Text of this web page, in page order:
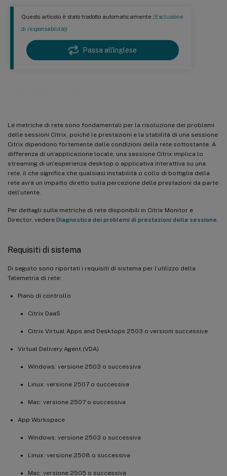
Questo articolo è stato tradotto automaticamente.(Esclusione
di responsabilità))
Passa all'inglese
Le metriche di rete sono fondamentali per la risoluzione dei problemi
delle sessioni Citrix, poiché le prestazioni e la stabilità di una sessione
Citrix dipendono fortemente dalle condizioni della rete sottostante. A
differenza di un’applicazione locale, una sessione Citrix implica lo
streaming di un’esperienza desktop o applicativa interattiva su una
rete, il che significa che qualsiasi instabilità o collo di bottiglia della
rete avrà un impatto diretto sulla percezione delle prestazioni da parte
dell’utente.
Per dettagli sulle metriche di rete disponibili in Citrix Monitor e
Director, vedere Diagnostica dei problemi di prestazioni della sessione
Requisiti di sistema
Di seguito sono riportati i requisiti di sistema per l’utilizzo della
Telemetria di rete:
Piano di controllo
Citrix DaaS
Citrix Virtual Apps and Desktops 2503 o versioni successive
Virtual Delivery Agent (VDA)
Windows: versione 2503 o successiva
Linux: versione 2507 o successiva
Mac: versione 2507 o successiva
App Workspace
Windows: versione 2503 o successiva
Linux: versione 2508 o successiva
Mac: versione 2505 o successiva